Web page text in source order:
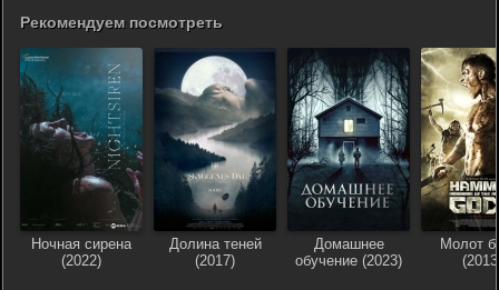
Рекомендуем посмотреть
Ночная сирена
(2022)
Долина теней
(2017)
Домашнее
обучение (2023)
Молот